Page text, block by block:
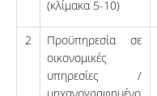
(κλίμακα 5-10)
2
Προϋπηρεσία σε
οικονομικές
υπηρεσίες /
μηχανογραφημένο